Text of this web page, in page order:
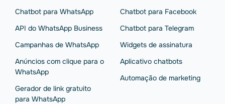
Chatbot para WhatsApp
API do WhatsApp Business
Campanhas de WhatsApp
Anúncios com clique para o
WhatsApp
Gerador de link gratuito
para WhatsApp
Chatbot para Facebook
Chatbot para Telegram
Widgets de assinatura
Aplicativo chatbots
Automação de marketing